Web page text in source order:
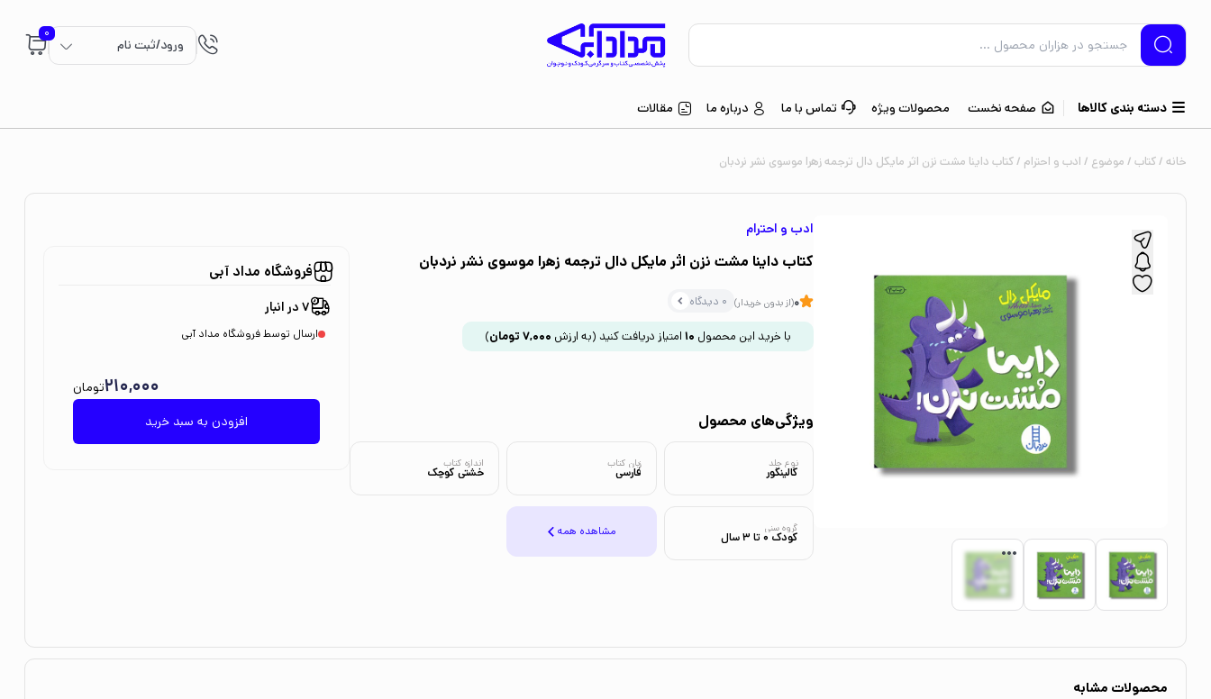
ورود/ثبت نام
0
دسته بندی کالاها صفحه نخست محصولات ویژه تماس با ما درباره ما مقالات
خانه/کتاب/ موضوع / ادب و احترام / کتاب داینا مشت نزن اثر مایکل دال ترجمه زهرا موسوی نشر نردبان
ادب و احترام
کتاب داینا مشت نزن اثر مایکل دال ترجمه زهرا موسوی نشر نردبان
0(از بدون خریدار) 0 دیدگاه
با خرید این محصول 10 امتیاز دریافت کنید (به ارزش 7,000 تومان)
ویژگی‌های محصول
نوع جلد
گالینگور
زبان کتاب
فارسی
اندازه کتاب
خشتی کوچک
گروه سنی
کودک 0 تا 3 سال مشاهده همه
فروشگاه مداد آبی
7 در انبار
ارسال توسط فروشگاه مداد آبی
افزودن به سبد خرید
210,000تومان
محصولات مشابه